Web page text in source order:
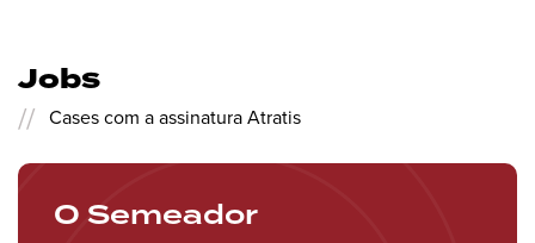
Jobs
// Cases com a assinatura Atratis
O Semeador